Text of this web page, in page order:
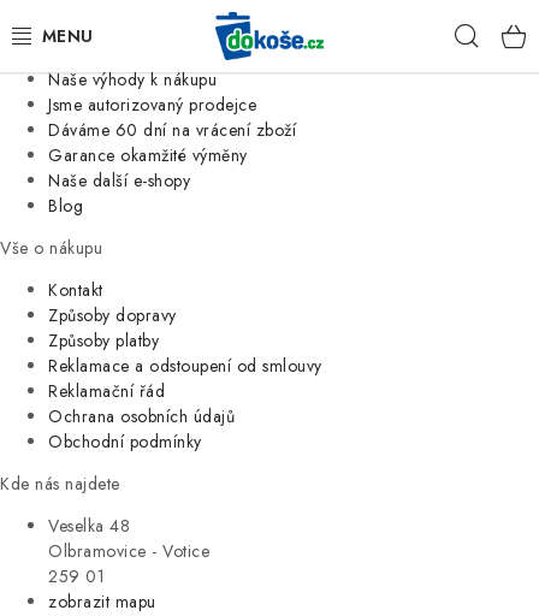
Jsme tradiční česká firma
Naše výhody k nákupu
Jsme autorizovaný prodejce
Dáváme 60 dní na vrácení zboží
Garance okamžité výměny
Naše další e-shopy
Blog
Vše o nákupu
Kontakt
Způsoby dopravy
Způsoby platby
Reklamace a odstoupení od smlouvy
Reklamační řád
Ochrana osobních údajů
Obchodní podmínky
Kde nás najdete
Veselka 48
Olbramovice - Votice
259 01
zobrazit mapu
KOŠE
SÁČKY
KUCHYNĚ
ORGANIZACE
DOMÁCNOST
ÚKLID
VÝPRODEJ
ZNAČKY